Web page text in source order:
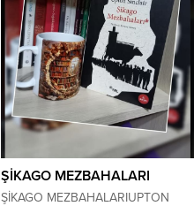
Anısı ve Aşk Bir Kar Tanesi
yapıtlarıyla tanınan öykü ve roman
yazarı Günhan Kuşkanat’ın anısını
yaşatmak için bu yıl ikincisi
düzenlenen yarışma, roman
dalındadır....
ŞİKAGO MEZBAHALARI
ŞİKAGO MEZBAHALARIUPTON